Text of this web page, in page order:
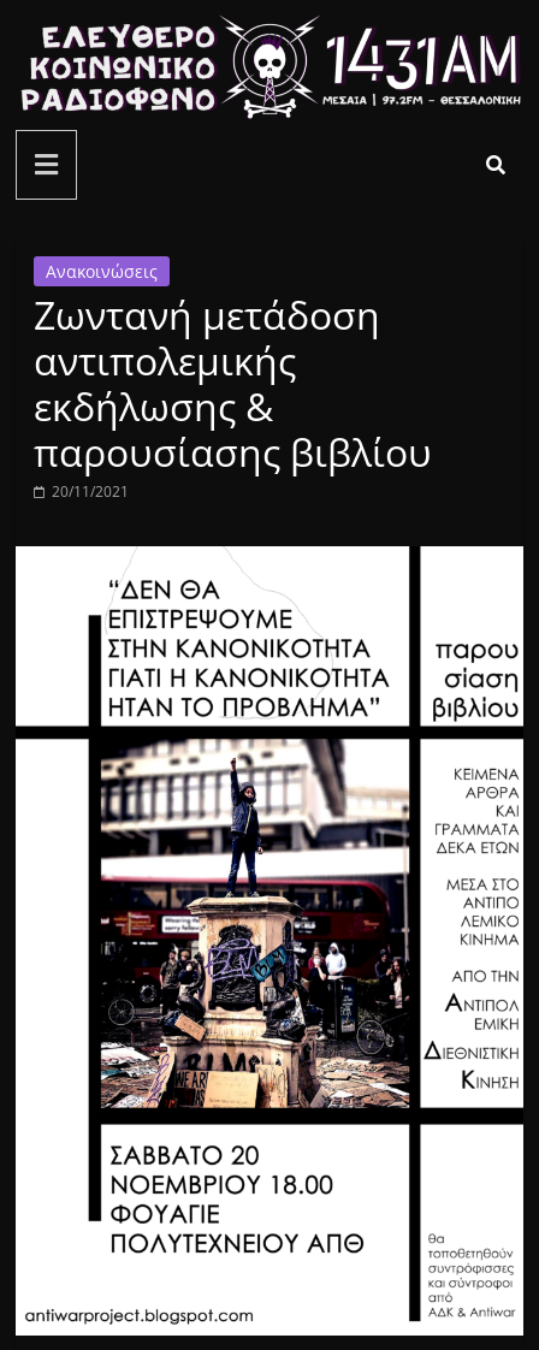
περιεχόμενο
ελεύθερο
κοινωνικό
ραδιόφωνο
1431AM
Ανακοινώσεις
Ζωντανή μετάδοση
αντιπολεμικής
εκδήλωσης &
παρουσίασης βιβλίου
20/11/2021